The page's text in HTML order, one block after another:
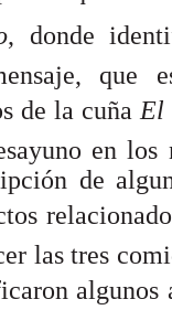
, donde
que
de la cuña El
en
de
las tres
algunos